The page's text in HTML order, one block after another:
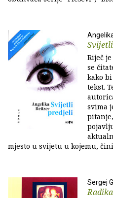
Riječ
se
kako
tekst.
svima
mjesto u svijetu u kojemu, čini
Sergej